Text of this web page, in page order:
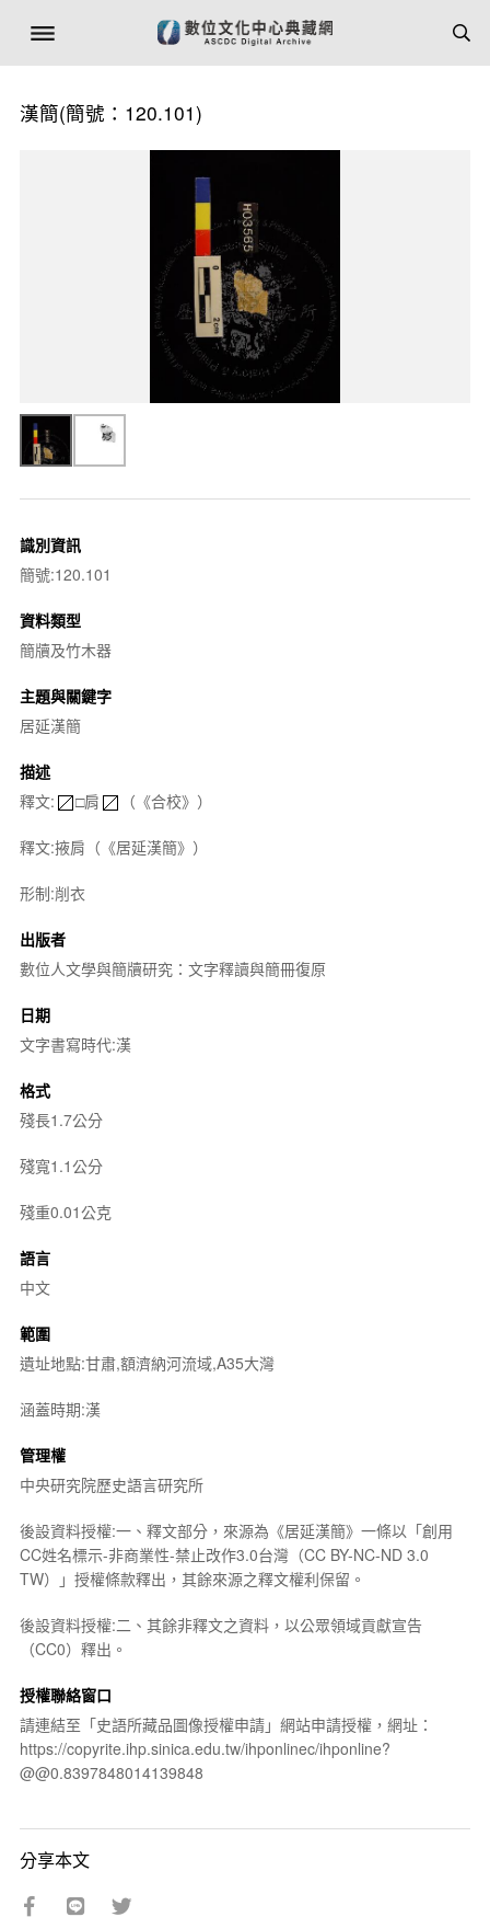
漢簡(簡號：120.101)
識別資訊
簡號:120.101
資料類型
簡牘及竹木器
主題與關鍵字
居延漢簡
描述
釋文:
□肩 （《合校》）
釋文:掖肩（《居延漢簡》）
形制:削衣
出版者
數位人文學與簡牘研究：文字釋讀與簡冊復原
日期
文字書寫時代:漢
格式
殘長1.7公分
殘寬1.1公分
殘重0.01公克
語言
中文
範圍
遺址地點:甘肅,額濟納河流域,A35大灣
涵蓋時期:漢
管理權
中央研究院歷史語言研究所
後設資料授權:一、釋文部分，來源為《居延漢簡》一條以「創用
CC姓名標示-非商業性-禁止改作3.0台灣（CC BY-NC-ND 3.0
TW）」授權條款釋出，其餘來源之釋文權利保留。
後設資料授權:二、其餘非釋文之資料，以公眾領域貢獻宣告
（CC0）釋出。
授權聯絡窗口
請連結至「史語所藏品圖像授權申請」網站申請授權，網址：
https://copyrite.ihp.sinica.edu.tw/ihponlinec/ihponline?
@@0.8397848014139848
分享本文